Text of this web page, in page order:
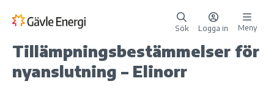
Sök Logga in Meny
Tillämpningsbestämmelser för
nyanslutning – Elinorr